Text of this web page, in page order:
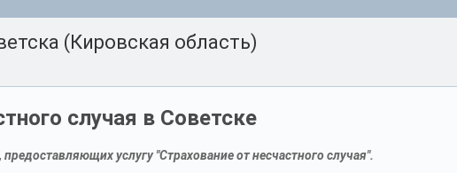
(Кировская область)
случая в Советске
услугу "Страхование от несчастного случая".